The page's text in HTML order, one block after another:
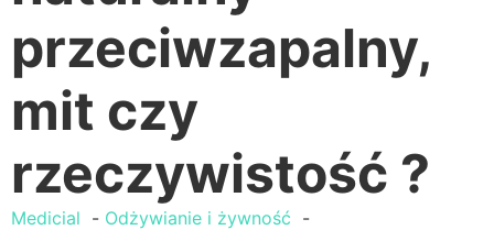
przeciwzapalny,
mit czy
rzeczywistość ?
Medicial
Odżywianie i żywność